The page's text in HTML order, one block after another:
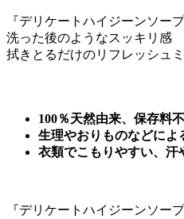
『デリケートハイジーンソープ
洗った後のようなスッキリ感
拭きとるだけのリフレッシュ
100％天然由来、保存料
生理やおりものなどによ
衣類でこもりやすい、汗
『デリケートハイジーンソープ